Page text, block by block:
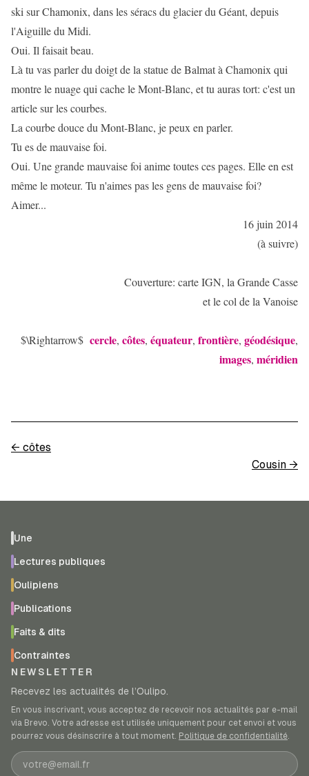
ski sur Chamonix, dans les séracs du glacier du Géant, depuis
l'Aiguille du Midi.
Oui. Il faisait beau.
Là tu vas parler du doigt de la statue de Balmat à Chamonix qui
montre le nuage qui cache le Mont-Blanc, et tu auras tort: c'est un
article sur les courbes.
La courbe douce du Mont-Blanc, je peux en parler.
Tu es de mauvaise foi.
Oui. Une grande mauvaise foi anime toutes ces pages. Elle en est
même le moteur. Tu n'aimes pas les gens de mauvaise foi?
Aimer...
16 juin 2014
(à suivre)
Couverture: carte IGN, la Grande Casse
et le col de la Vanoise
$\Rightarrow$ cercle, côtes, équateur, frontière, géodésique,
images, méridien
← côtes
Cousin →
Une
Lectures publiques
Oulipiens
Publications
Faits & dits
Contraintes
NEWSLETTER
Recevez les actualités de l’Oulipo.
En vous inscrivant, vous acceptez de recevoir nos actualités par e-mail
via Brevo. Votre adresse est utilisée uniquement pour cet envoi et vous
pourrez vous désinscrire à tout moment. Politique de confidentialité.
Adresse e-mail